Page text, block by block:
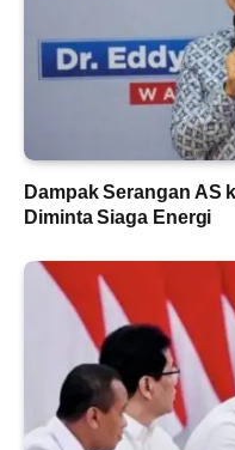
Dampak Serangan AS
Diminta Siaga Energi